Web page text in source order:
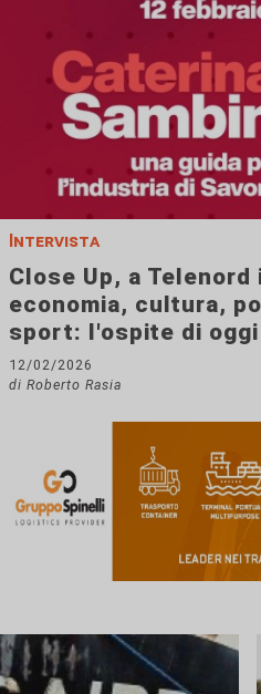
Intervista
Close Up, a
economia, cultura,
sport: l'ospite di oggi
12/02/2026
di Roberto Rasia